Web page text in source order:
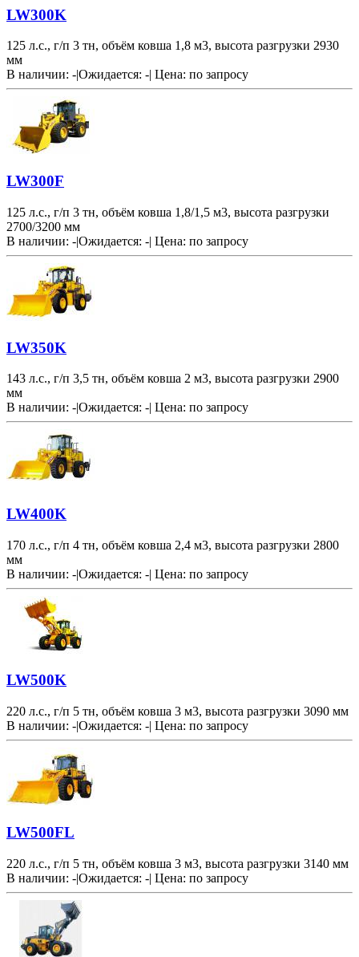
LW300K
125 л.с., г/п 3 тн, объём ковша 1,8 м3, высота разгрузки 2930
мм
В наличии: -|Ожидается: -| Цена: по запросу
LW300F
125 л.с., г/п 3 тн, объём ковша 1,8/1,5 м3, высота разгрузки
2700/3200 мм
В наличии: -|Ожидается: -| Цена: по запросу
LW350K
143 л.с., г/п 3,5 тн, объём ковша 2 м3, высота разгрузки 2900
мм
В наличии: -|Ожидается: -| Цена: по запросу
LW400K
170 л.с., г/п 4 тн, объём ковша 2,4 м3, высота разгрузки 2800
мм
В наличии: -|Ожидается: -| Цена: по запросу
LW500K
220 л.с., г/п 5 тн, объём ковша 3 м3, высота разгрузки 3090 мм
В наличии: -|Ожидается: -| Цена: по запросу
LW500FL
220 л.с., г/п 5 тн, объём ковша 3 м3, высота разгрузки 3140 мм
В наличии: -|Ожидается: -| Цена: по запросу